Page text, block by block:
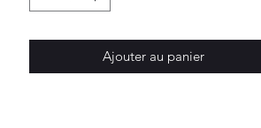
Ajouter au panier